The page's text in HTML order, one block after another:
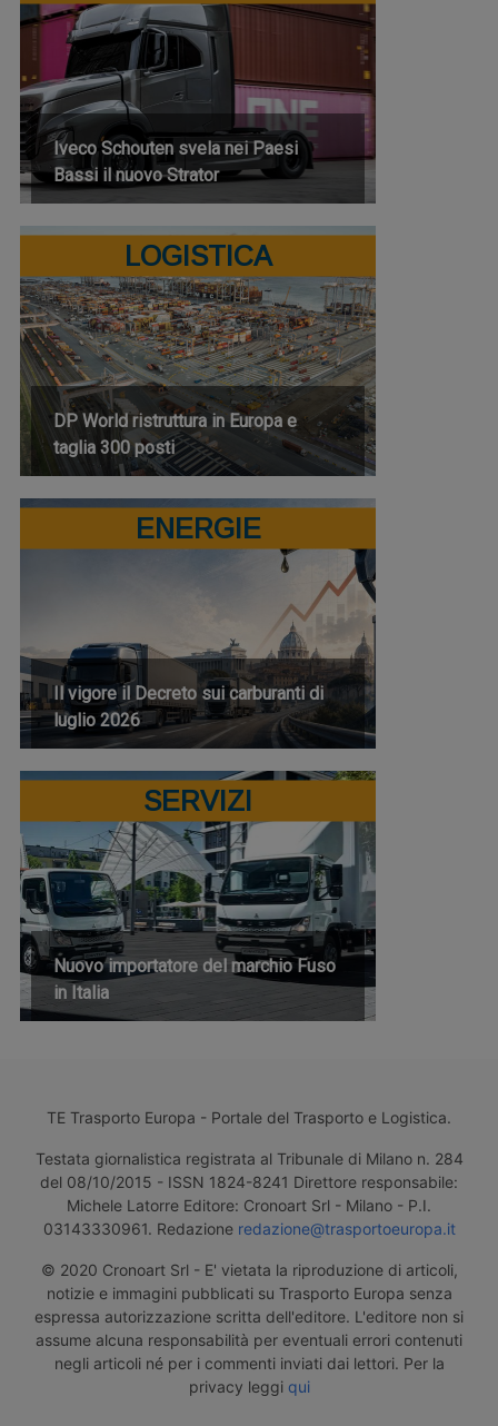
Iveco Schouten svela nei Paesi
Bassi il nuovo Strator
LOGISTICA
DP World ristruttura in Europa e
taglia 300 posti
ENERGIE
Il vigore il Decreto sui carburanti di
luglio 2026
SERVIZI
Nuovo importatore del marchio Fuso
in Italia
TE Trasporto Europa - Portale del Trasporto e Logistica.
Testata giornalistica registrata al Tribunale di Milano n. 284
del 08/10/2015 - ISSN 1824-8241 Direttore responsabile:
Michele Latorre Editore: Cronoart Srl - Milano - P.I.
03143330961. Redazione redazione@trasportoeuropa.it
© 2020 Cronoart Srl - E' vietata la riproduzione di articoli,
notizie e immagini pubblicati su Trasporto Europa senza
espressa autorizzazione scritta dell'editore. L'editore non si
assume alcuna responsabilità per eventuali errori contenuti
negli articoli né per i commenti inviati dai lettori. Per la
privacy leggi qui